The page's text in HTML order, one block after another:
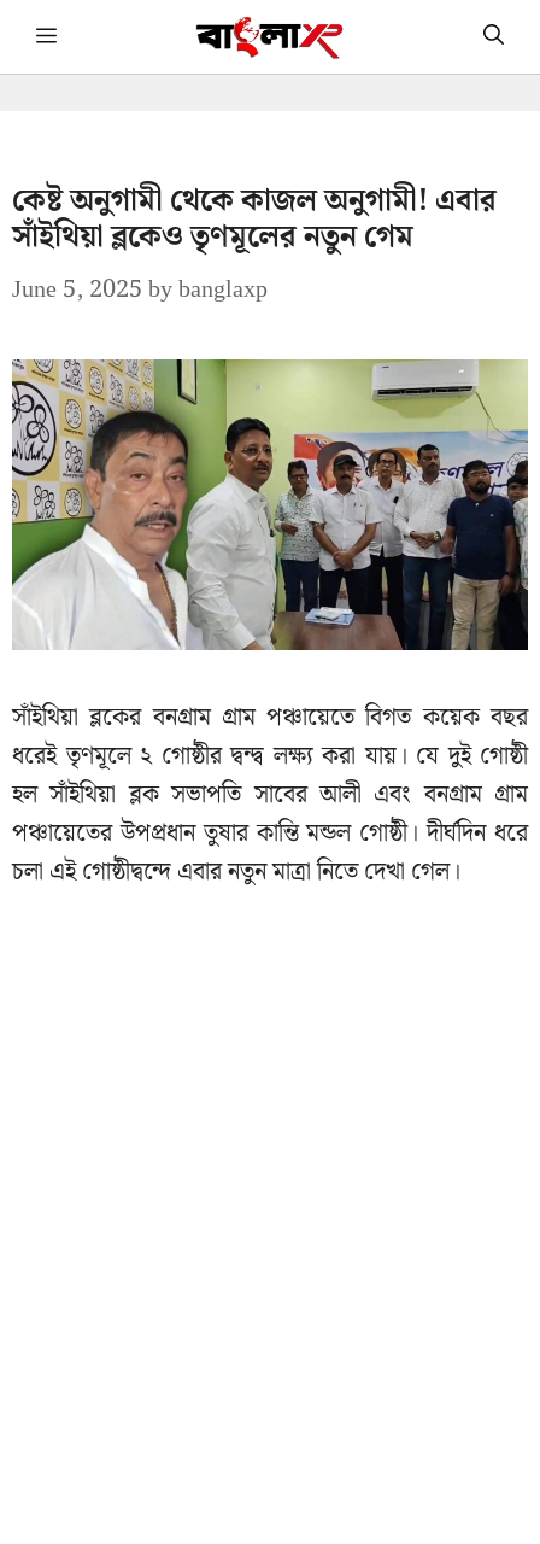
Skip Menu
কেষ্ট অনুগামী থেকে কাজল অনুগামী! এবার
সাঁইথিয়া ব্লকেও তৃণমূলের নতুন গেম
June 5, 2025bybanglaxp
সাঁইথিয়া ব্লকের বনগ্রাম গ্রাম পঞ্চায়েতে বিগত কয়েক বছর
ধরেই তৃণমূলে ২ গোষ্ঠীর দ্বন্দ্ব লক্ষ্য করা যায়। যে দুই গোষ্ঠী
হল সাঁইথিয়া ব্লক সভাপতি সাবের আলী এবং বনগ্রাম গ্রাম
পঞ্চায়েতের উপপ্রধান তুষার কান্তি মন্ডল গোষ্ঠী। দীর্ঘদিন ধরে
চলা এই গোষ্ঠীদ্বন্দে এবার নতুন মাত্রা নিতে দেখা গেল।